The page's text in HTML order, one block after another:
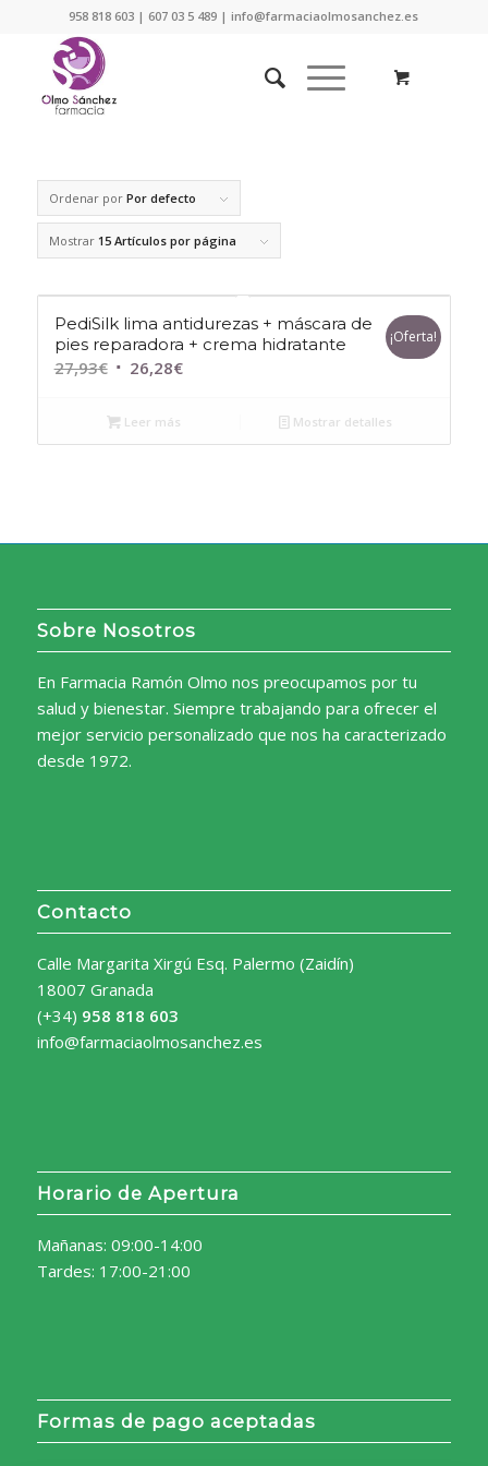
958 818 603 | 607 03 5 489 | info@farmaciaolmosanchez.es
Ordenar por Por defecto
Mostrar 15 Artículos por página
PediSilk lima antidurezas + máscara de
pies reparadora + crema hidratante
27,93€ El
original
era:
26,28€El
es:
¡Oferta!
Leer más Mostrar detalles
Sobre Nosotros
En Farmacia Ramón Olmo nos preocupamos por tu
salud y bienestar. Siempre trabajando para ofrecer el
mejor servicio personalizado que nos ha caracterizado
desde 1972.
Contacto
Calle Margarita Xirgú Esq. Palermo (Zaidín)
18007 Granada
(+34) 958 818 603
info@farmaciaolmosanchez.es
Horario de Apertura
Mañanas: 09:00-14:00
Tardes: 17:00-21:00
Formas de pago aceptadas